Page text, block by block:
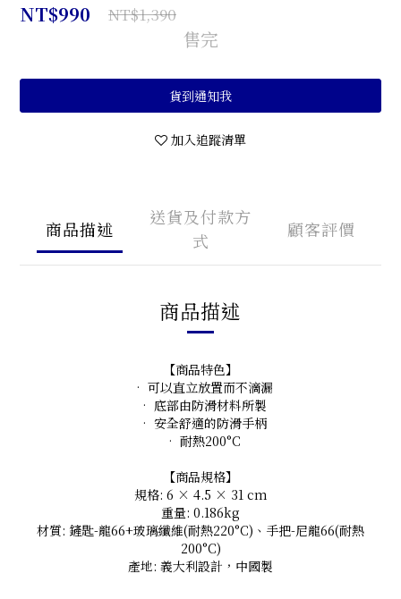
NT$990 NT$1,390
售完
貨到通知我
加入追蹤清單
商品描述
送貨及付款方
式
顧客評價
商品描述
【商品特色】
• 可以直立放置而不滴漏
• 底部由防滑材料所製
• 安全舒適的防滑手柄
• 耐熱200°C
【商品規格】
規格: 6 × 4.5 × 31 cm
重量: 0.186kg
材質: 鏟匙-龍66+玻璃纖維(耐熱220°C)、手把-尼龍66(耐熱
200°C)
產地: 義大利設計，中國製